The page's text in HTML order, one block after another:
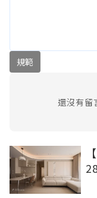
規範
還沒有留